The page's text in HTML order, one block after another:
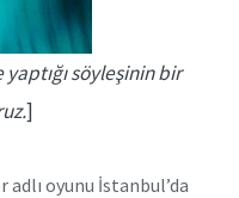
söyleşinin bir
]
adlı oyunu İstanbul’da